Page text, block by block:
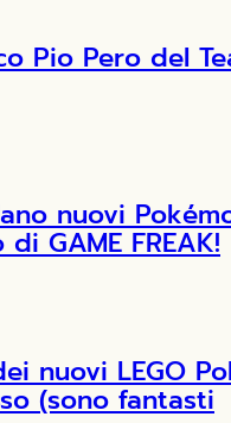
Pio Pero del
nuovi
GAME FREAK!
nuovi LEGO
(sono fantasti